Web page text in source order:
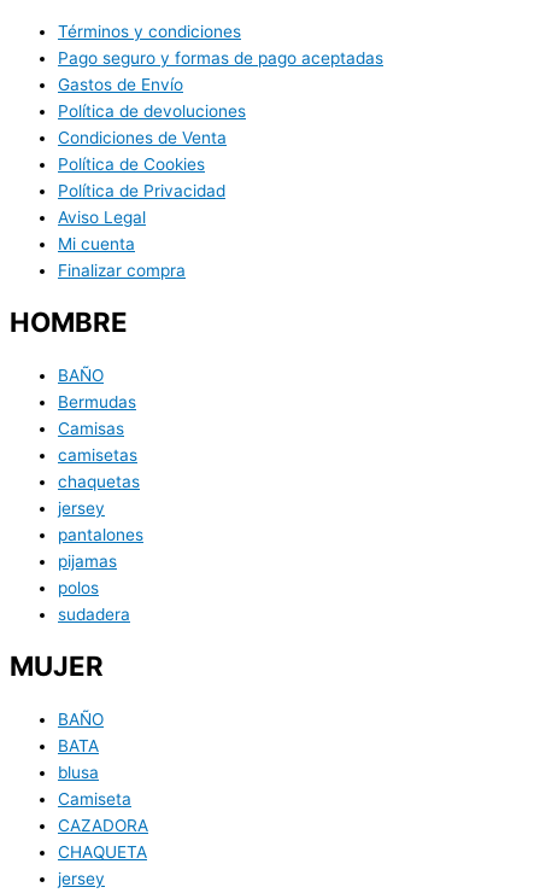
Términos y condiciones
Pago seguro y formas de pago aceptadas
Gastos de Envío
Política de devoluciones
Condiciones de Venta
Política de Cookies
Política de Privacidad
Aviso Legal
Mi cuenta
Finalizar compra
HOMBRE
BAÑO
Bermudas
Camisas
camisetas
chaquetas
jersey
pantalones
pijamas
polos
sudadera
MUJER
BAÑO
BATA
blusa
Camiseta
CAZADORA
CHAQUETA
jersey